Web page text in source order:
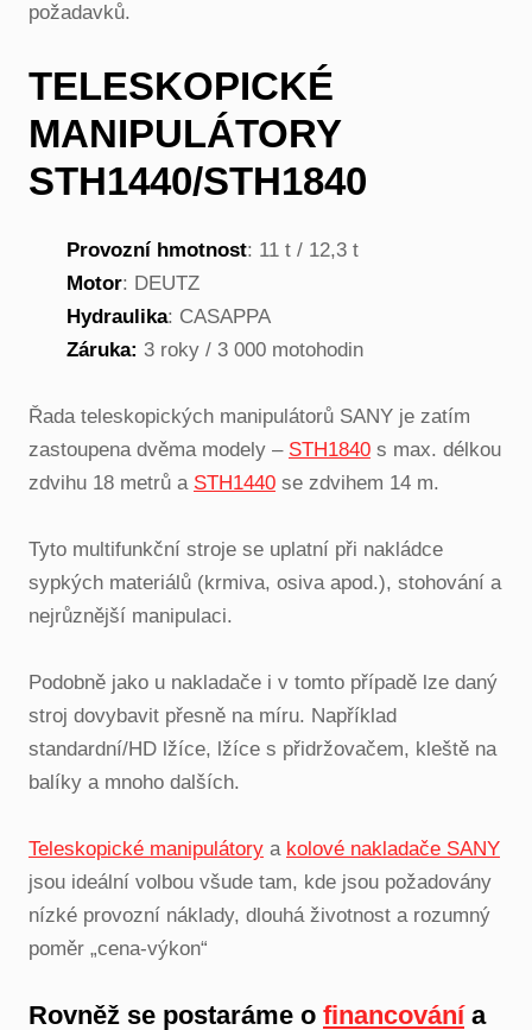
požadavků.
TELESKOPICKÉ
MANIPULÁTORY
STH1440/STH1840
Provozní hmotnost: 11 t / 12,3 t
Motor: DEUTZ
Hydraulika: CASAPPA
Záruka: 3 roky / 3 000 motohodin
Řada teleskopických manipulátorů SANY je zatím
zastoupena dvěma modely – STH1840 s max. délkou
zdvihu 18 metrů a STH1440 se zdvihem 14 m.
Tyto multifunkční stroje se uplatní při nakládce
sypkých materiálů (krmiva, osiva apod.), stohování a
nejrůznější manipulaci.
Podobně jako u nakladače i v tomto případě lze daný
stroj dovybavit přesně na míru. Například
standardní/HD lžíce, lžíce s přidržovačem, kleště na
balíky a mnoho dalších.
Teleskopické manipulátory a kolové nakladače SANY
jsou ideální volbou všude tam, kde jsou požadovány
nízké provozní náklady, dlouhá životnost a rozumný
poměr „cena-výkon“
Rovněž se postaráme o financovánía